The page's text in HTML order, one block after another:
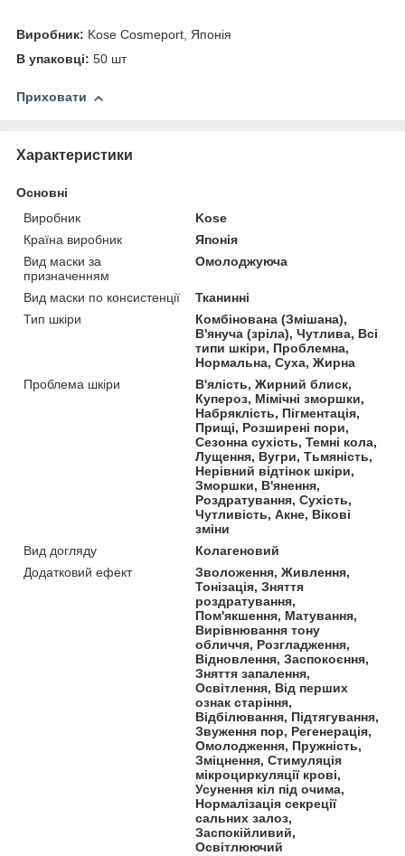
Виробник: Kose Cosmeport, Японія
В упаковці: 50 шт
Приховати
Характеристики
Основні
Виробник
Kose
Країна виробник
Японія
Вид маски за
призначенням
Омолоджуюча
Вид маски по консистенції
Тканинні
Тип шкіри
Комбінована (Змішана),
В'януча (зріла), Чутлива, Всі
типи шкіри, Проблемна,
Нормальна, Суха, Жирна
Проблема шкіри
В'ялість, Жирний блиск,
Купероз, Мімічні зморшки,
Набряклість, Пігментація,
Прищі, Розширені пори,
Сезонна сухість, Темні кола,
Лущення, Вугри, Тьмяність,
Нерівний відтінок шкіри,
Зморшки, В'янення,
Роздратування, Сухість,
Чутливість, Акне, Вікові
зміни
Вид догляду
Колагеновий
Додатковий ефект
Зволоження, Живлення,
Тонізація, Зняття
роздратування,
Пом'якшення, Матування,
Вирівнювання тону
обличчя, Розгладження,
Відновлення, Заспокоєння,
Зняття запалення,
Освітлення, Від перших
ознак старіння,
Відбілювання, Підтягування,
Звуження пор, Регенерація,
Омолодження, Пружність,
Зміцнення, Стимуляція
мікроциркуляції крові,
Усунення кіл під очима,
Нормалізація секреції
сальних залоз,
Заспокійливий,
Освітлюючий